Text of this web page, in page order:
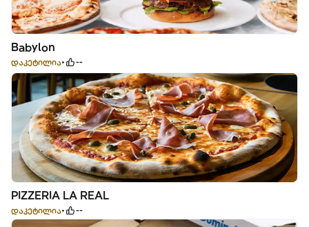
Babylon
დაკეტილია --
PIZZERIA LA REAL
დაკეტილია --